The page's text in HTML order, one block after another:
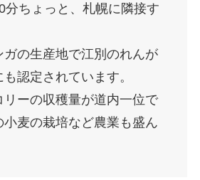
分ちょっと、札幌に隣接す
ガの生産地で江別のれんが
認定されています。
ーの収穫量が道内一位で
小麦の栽培など農業も盛ん